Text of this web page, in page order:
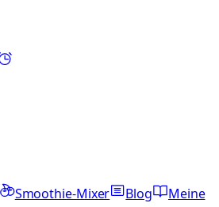
Smoothie-Mixer Blog
Meine